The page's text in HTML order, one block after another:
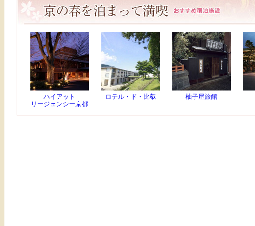
ハイアット
リージェンシー京都
ロテル・ド・比叡 柚子屋旅館